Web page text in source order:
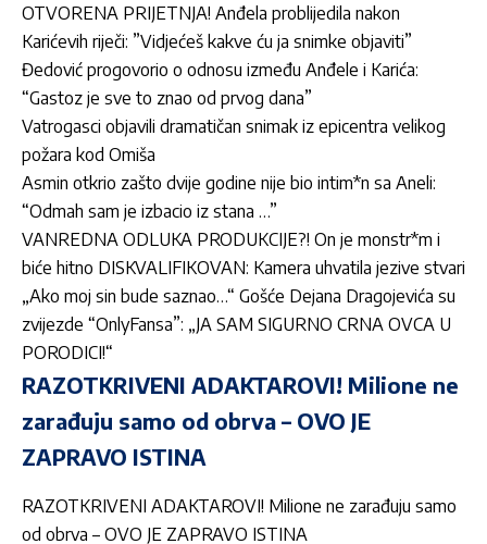
OTVORENA PRIJETNJA! Anđela problijedila nakon
Karićevih riječi: ”Vidjećeš kakve ću ja snimke objaviti”
Đedović progovorio o odnosu između Anđele i Karića:
“Gastoz je sve to znao od prvog dana”
Vatrogasci objavili dramatičan snimak iz epicentra velikog
požara kod Omiša
Asmin otkrio zašto dvije godine nije bio intim*n sa Aneli:
“Odmah sam je izbacio iz stana …”
VANREDNA ODLUKA PRODUKCIJE?! On je monstr*m i
biće hitno DISKVALIFIKOVAN: Kamera uhvatila jezive stvari
„Ako moj sin bude saznao…“ Gošće Dejana Dragojevića su
zvijezde “OnlyFansa”: „JA SAM SIGURNO CRNA OVCA U
PORODICI!“
RAZOTKRIVENI ADAKTAROVI! Milione ne
zarađuju samo od obrva – OVO JE
ZAPRAVO ISTINA
RAZOTKRIVENI ADAKTAROVI! Milione ne zarađuju samo
od obrva – OVO JE ZAPRAVO ISTINA